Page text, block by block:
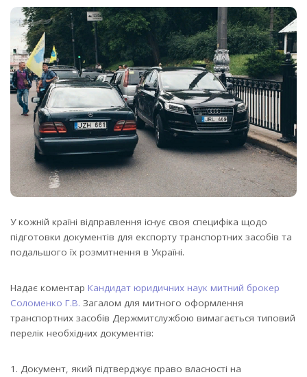
У кожній країні відправлення існує своя специфіка щодо
підготовки документів для експорту транспортних засобів та
подальшого їх розмитнення в Україні.
Надає коментар Кандидат юридичних наук митний брокер
Соломенко Г.В. Загалом для митного оформлення
транспортних засобів Держмитслужбою вимагається типовий
перелік необхідних документів:
Документ, який підтверджує право власності на